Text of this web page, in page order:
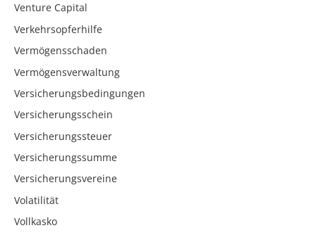
Venture Capital
Verkehrsopferhilfe
Vermögensschaden
Vermögensverwaltung
Versicherungsbedingungen
Versicherungsschein
Versicherungssteuer
Versicherungssumme
Versicherungsvereine
Volatilität
Vollkasko